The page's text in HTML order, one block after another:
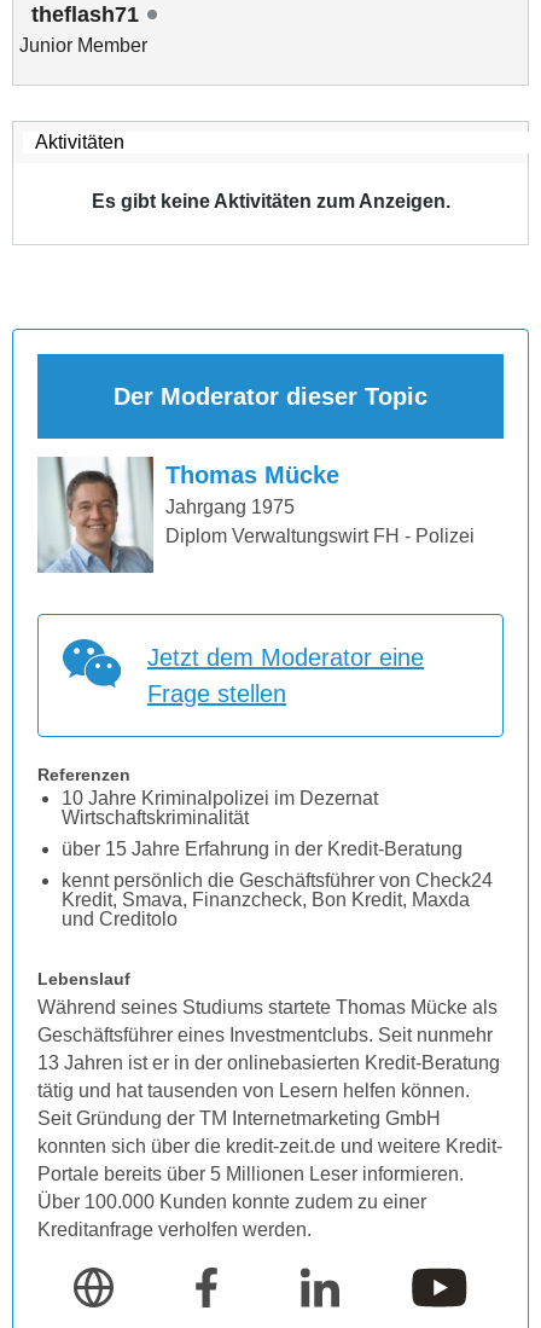
theflash71
Junior Member
Es gibt keine Aktivitäten zum Anzeigen.
Der Moderator dieser Topic
Thomas Mücke
Jahrgang 1975
Diplom Verwaltungswirt FH - Polizei
Jetzt dem Moderator eine
Frage stellen
Referenzen
10 Jahre Kriminalpolizei im Dezernat
Wirtschaftskriminalität
über 15 Jahre Erfahrung in der Kredit-Beratung
kennt persönlich die Geschäftsführer von Check24
Kredit, Smava, Finanzcheck, Bon Kredit, Maxda
und Creditolo
Lebenslauf
Während seines Studiums startete Thomas Mücke als
Geschäftsführer eines Investmentclubs. Seit nunmehr
13 Jahren ist er in der onlinebasierten Kredit-Beratung
tätig und hat tausenden von Lesern helfen können.
Seit Gründung der TM Internetmarketing GmbH
konnten sich über die kredit-zeit.de und weitere Kredit-
Portale bereits über 5 Millionen Leser informieren.
Über 100.000 Kunden konnte zudem zu einer
Kreditanfrage verholfen werden.